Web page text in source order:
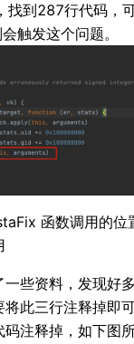
到287行代码，
触发这个问题。
函数调用的位
些资料，发现好
此三行注释掉即
注释掉，如下图所